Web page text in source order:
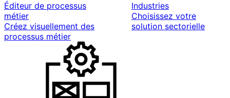
Éditeur de processus
métier
Créez visuellement des
processus métier
Industries
Choisissez votre
solution sectorielle